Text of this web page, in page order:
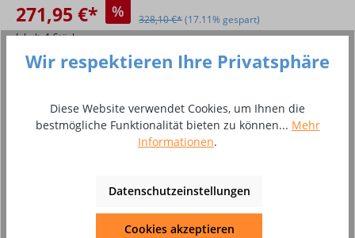
271,95 €* % 328,10 €*(17.11% gespart)
Inhalt:1 Stück
Versandfertig in 14 Tagen, Lieferzeit 6 - 10 Tage
Produkt Anzahl: Gib den gewünschten
In den Warenkorb
Zum Merkzettel hinzufügen
Wir respektieren Ihre Privatsphäre
Diese Website verwendet Cookies, um Ihnen die
bestmögliche Funktionalität bieten zu können... Mehr
Informationen.
Datenschutzeinstellungen
Cookies akzeptieren